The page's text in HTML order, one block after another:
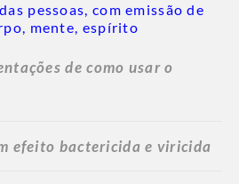
pessoas, com emissão de
mente, espírito
de como usar o
efeito bactericida e viricida